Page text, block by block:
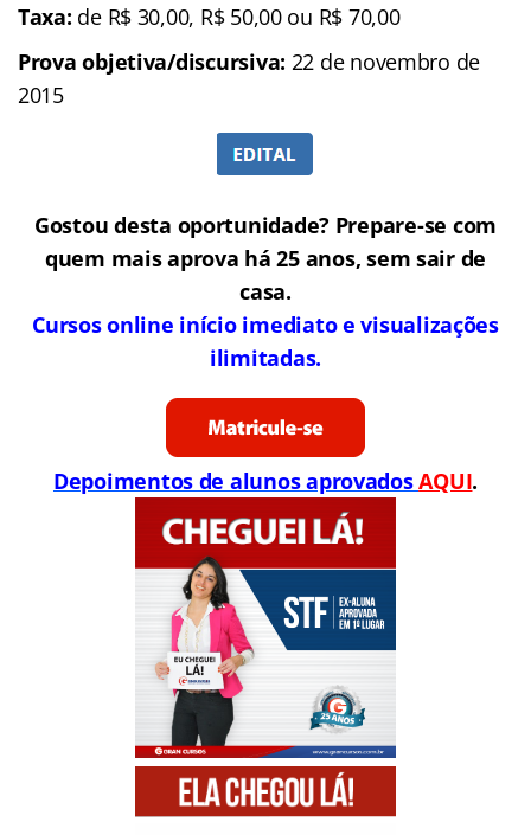
Taxa: de R$ 30,00, R$ 50,00 ou R$ 70,00
Prova objetiva/discursiva: 22 de novembro de
2015
Gostou desta oportunidade? Prepare-se com
quem mais aprova há 25 anos, sem sair de
casa.
Cursos online início imediato e visualizações
ilimitadas.
Depoimentos de alunos aprovadosAQUI.